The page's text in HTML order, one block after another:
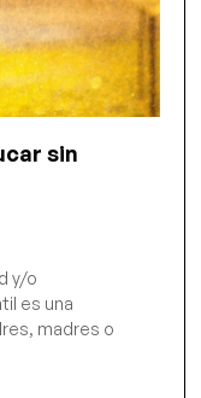
sin
y/o
es una
madres o